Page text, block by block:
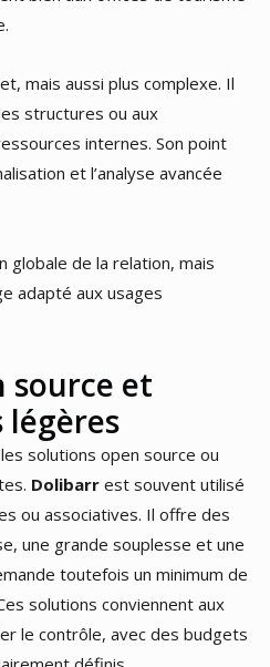
mais aussi plus complexe. Il
structures ou aux
internes. Son point
et l’analyse avancée
globale de la relation, mais
adapté aux usages
source et
solutions open source ou
Dolibarr est souvent utilisé
ou associatives. Il offre des
une grande souplesse et une
toutefois un minimum de
solutions conviennent aux
le contrôle, avec des budgets